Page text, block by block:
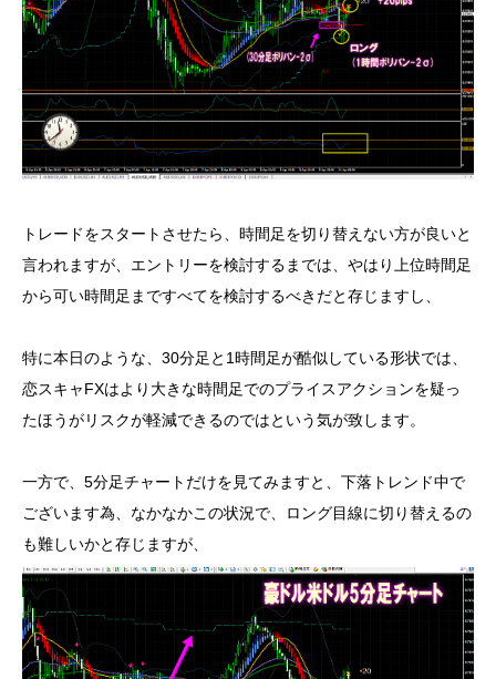
トレードをスタートさせたら、時間足を切り替えない方が良いと
言われますが、エントリーを検討するまでは、やはり上位時間足
から可い時間足まですべてを検討するべきだと存じますし、
特に本日のような、30分足と1時間足が酷似している形状では、
恋スキャFXはより大きな時間足でのプライスアクションを疑っ
たほうがリスクが軽減できるのではという気が致します。
一方で、5分足チャートだけを見てみますと、下落トレンド中で
ございます為、なかなかこの状況で、ロング目線に切り替えるの
も難しいかと存じますが、